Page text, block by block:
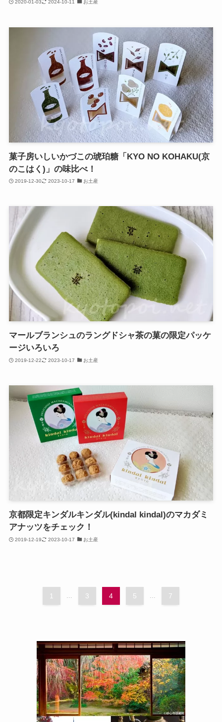
2020-01-03 2024-10-11 お土産
菓子房いしいかづこの琥珀糖「KYO NO KOHAKU(京
のこはく)」の味比べ！
2019-12-30 2023-10-17 お土産
マールブランシュのラングドシャ茶の菓の限定パッケ
ージいろいろ
2019-12-22 2023-10-17 お土産
京都限定キンダルキンダル(kindal kindal)のマカダミ
アナッツをチェック！
2019-12-19 2023-10-17 お土産
1 ... 3 4 5 ... 7